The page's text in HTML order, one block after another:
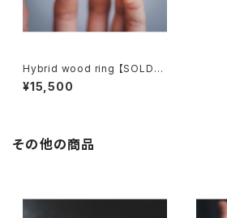
Hybrid wood ring 【SOLD】
ハイブリッドウッドリング
¥15,500
その他の商品